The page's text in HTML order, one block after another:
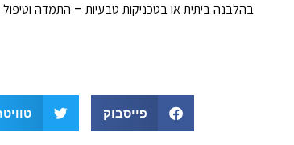
בהלבנה ביתית או בטכניקות טבעיות – התמדה
פייסבוק